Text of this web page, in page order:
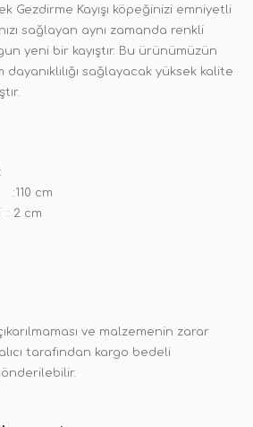
Gezdirme Kayışı köpeğinizi emniyetli
sağlayan aynı zamanda renkli
yeni bir kayıştır. Bu ürünümüzün
dayanıklılığı sağlayacak yüksek kalite
cm
: 2 cm
ve malzemenin zarar
tarafından kargo bedeli